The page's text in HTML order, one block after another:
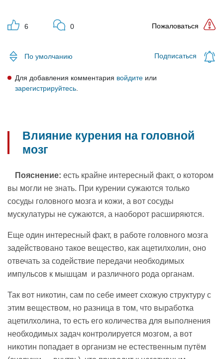
6 0 Пожаловаться
По умолчанию Подписаться
Для добавления комментария войдите или
зарегистрируйтесь
Влияние курения на головной
мозг
Пояснение: есть крайне интересный факт, о котором
вы могли не знать. При курении сужаются только
сосуды головного мозга и кожи, а вот сосуды
мускулатуры не сужаются, а наоборот расширяются.
Еще один интересный факт, в работе головного мозга
задействовано такое вещество, как ацетилхолин, оно
отвечать за содействие передачи необходимых
импульсов к мышцам и различного рода органам.
Так вот никотин, сам по себе имеет схожую структуру с
этим веществом, но разница в том, что выработка
ацетилхолина, то есть его количества для выполнения
необходимых задач контролируется мозгом, а вот
никотин попадает в организм не естественным путём